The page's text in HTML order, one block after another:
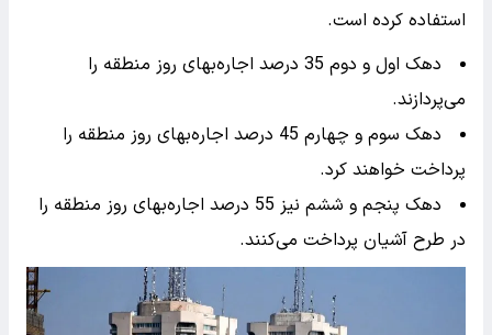
استفاده کرده است.
دهک اول و دوم 35 درصد اجاره‌بهای روز منطقه را
می‌پردازند.
دهک سوم و چهارم 45 درصد اجاره‌بهای روز منطقه را
پرداخت خواهند کرد.
دهک پنجم و ششم نیز 55 درصد اجاره‌بهای روز منطقه را
در طرح آشیان پرداخت می‌کنند.